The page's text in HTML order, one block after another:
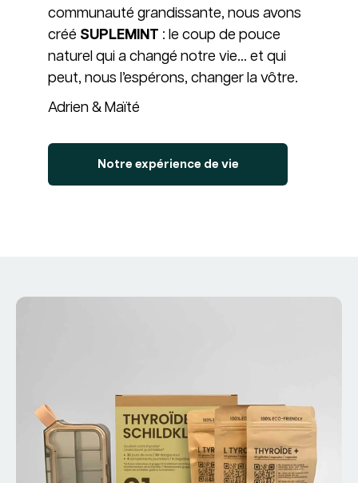
communauté grandissante, nous avons
créé SUPLEMINT : le coup de pouce
naturel qui a changé notre vie… et qui
peut, nous l’espérons, changer la vôtre.
Adrien & Maïté
Notre expérience de vie